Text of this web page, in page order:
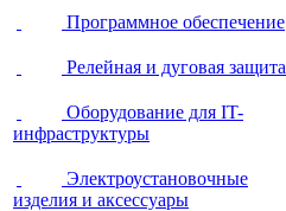
Программное обеспечение
Релейная и дуговая защита
Оборудование для IT-
инфраструктуры
Электроустановочные
изделия и аксессуары